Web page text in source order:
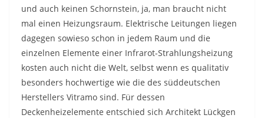
und auch keinen Schornstein, ja, man braucht nicht
mal einen Heizungsraum. Elektrische Leitungen liegen
dagegen sowieso schon in jedem Raum und die
einzelnen Elemente einer Infrarot-Strahlungsheizung
kosten auch nicht die Welt, selbst wenn es qualitativ
besonders hochwertige wie die des süddeutschen
Herstellers Vitramo sind. Für dessen
Deckenheizelemente entschied sich Architekt Lückgen